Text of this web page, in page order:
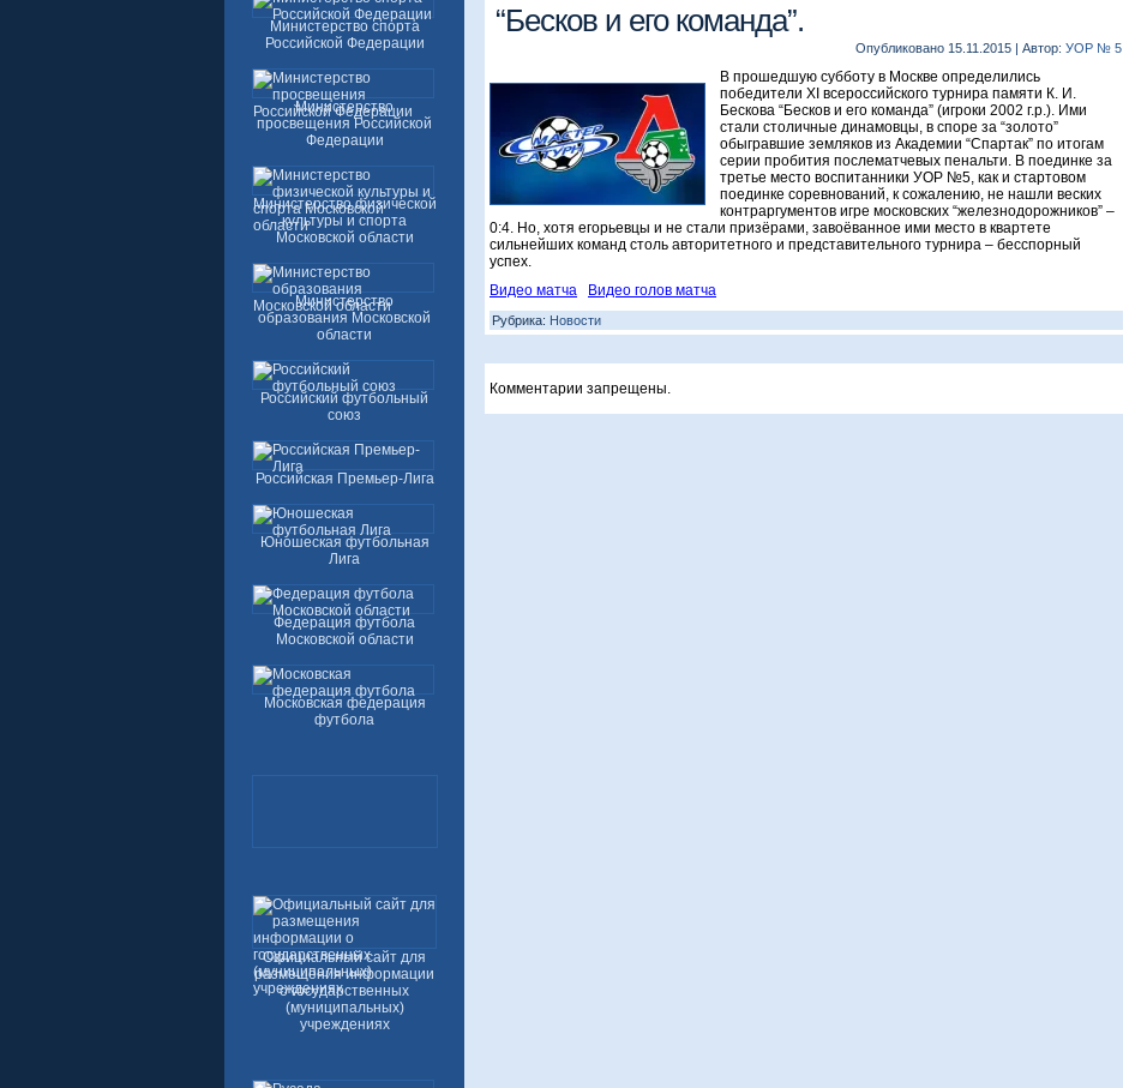
Министерство спорта
Российской Федерации
Министерство
просвещения Российской
Федерации
Министерство физической
культуры и спорта
Московской области
Министерство
образования Московской
области
Российский футбольный
союз
Российская Премьер-Лига
Юношеская футбольная
Лига
Федерация футбола
Московской области
Московская федерация
футбола
Официальный сайт для
размещения информации
о государственных
(муниципальных)
учреждениях
“Бесков и его команда”.
Опубликовано 15.11.2015 | Автор: УОР № 5
В прошедшую субботу в Москве определились
победители XI всероссийского турнира памяти К. И.
Бескова “Бесков и его команда” (игроки 2002 г.р.). Ими
стали столичные динамовцы, в споре за “золото”
обыгравшие земляков из Академии “Спартак” по итогам
серии пробития послематчевых пенальти. В поединке за
третье место воспитанники УОР №5, как и стартовом
поединке соревнований, к сожалению, не нашли веских
контраргументов игре московских “железнодорожников” –
0:4. Но, хотя егорьевцы и не стали призёрами, завоёванное ими место в квартете
сильнейших команд столь авторитетного и представительного турнира – бесспорный
успех.
Видео матча
Видео голов матча
Рубрика: Новости
Комментарии запрещены.